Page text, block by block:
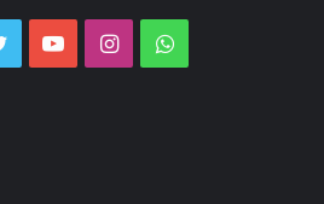
TwitterYouTubeInstagramWhatsApp